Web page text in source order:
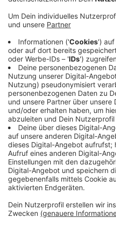
die Palmzweige nicht selbt
Zweige liegen nun z.B. im
und der Johannesapotheke
möglich sein, dort einen
sich auch im Pfarrbüro
Übergabetermin
02546-939413.
Anzeige